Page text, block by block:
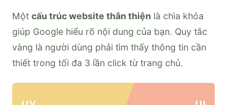
Một cấu trúc website thân thiện là chìa khóa
giúp Google hiểu rõ nội dung của bạn. Quy tắc
vàng là người dùng phải tìm thấy thông tin cần
thiết trong tối đa 3 lần click từ trang chủ.